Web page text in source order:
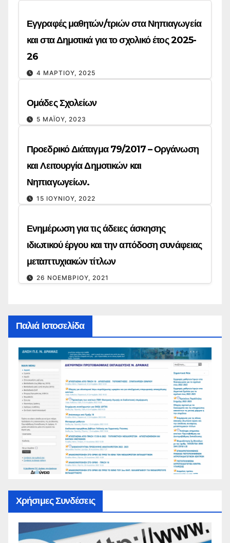
Εγγραφές μαθητών/τριών στα Νηπιαγωγεία
και στα Δημοτικά για το σχολικό έτος 2025-
26
4 ΜΑΡΤΊΟΥ, 2025
Ομάδες Σχολείων
5 ΜΑΪ́ΟΥ, 2023
Προεδρικό Διάταγμα 79/2017 – Οργάνωση
και Λειτουργία Δημοτικών και
Νηπιαγωγείων.
15 ΙΟΥΝΊΟΥ, 2022
Ενημέρωση για τις άδειες άσκησης
ιδιωτικού έργου και την απόδοση συνάφειας
μεταπτυχιακών τίτλων
26 ΝΟΕΜΒΡΊΟΥ, 2021
Παλιά Ιστοσελίδα
Χρήσιμες Συνδέσεις